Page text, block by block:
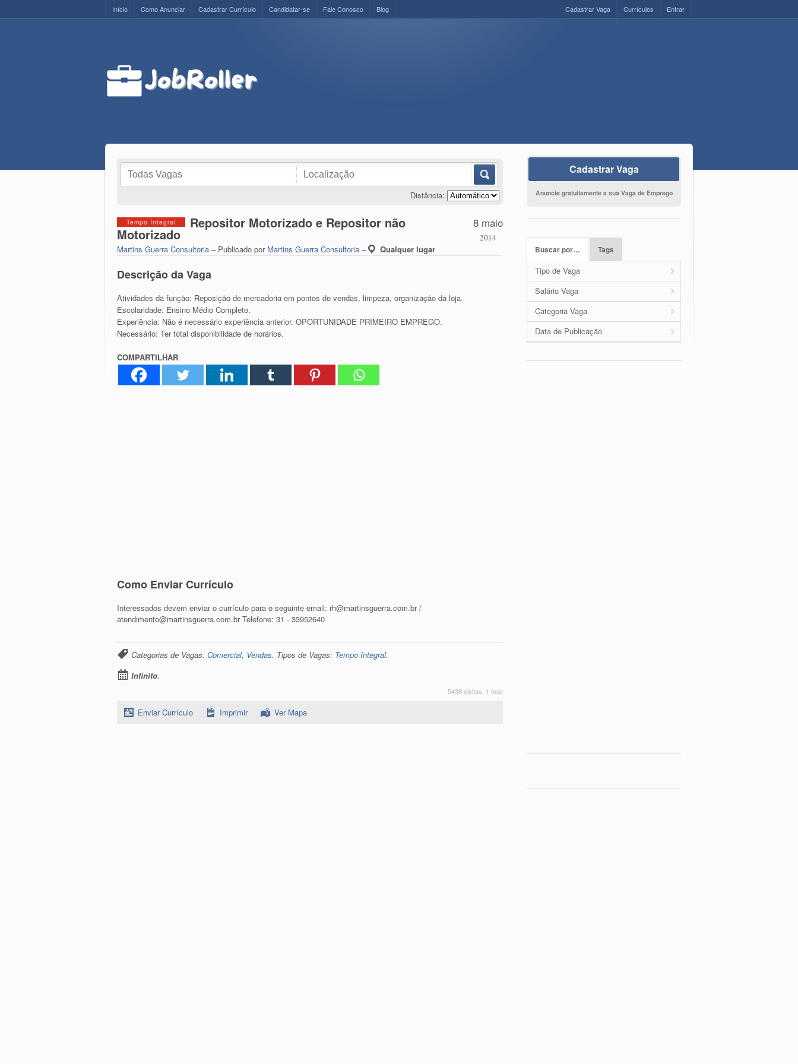
Início Como Anunciar Cadastrar Currículo Candidatar-se Fale Conosco Blog Entrar
Currículos
Cadastrar Vaga
Distância:
8 maio
2014
Tempo Integral Repositor Motorizado e Repositor não
Motorizado
Martins Guerra Consultoria – Publicado por Martins Guerra Consultoria – Qualquer lugar
Descrição da Vaga
Atividades da função: Reposição de mercadoria em pontos de vendas, limpeza, organização da loja.
Escolaridade: Ensino Médio Completo.
Experiência: Não é necessário experiência anterior. OPORTUNIDADE PRIMEIRO EMPREGO.
Necessário: Ter total disponibilidade de horários.
COMPARTILHAR
Como Enviar Currículo
Interessados devem enviar o currículo para o seguinte email: rh@martinsguerra.com.br /
atendimento@martinsguerra.com.br Telefone: 31 - 33952640
Categorias de Vagas: Comercial, Vendas. Tipos de Vagas: Tempo Integral.
Infinito.
5438 visitas, 1 hoje
Enviar Currículo Imprimir Ver Mapa
Cadastrar Vaga
Anuncie gratuitamente a sua Vaga de Emprego
Buscar por… Tags
Tipo de Vaga
Salário Vaga
Categoria Vaga
Data de Publicação